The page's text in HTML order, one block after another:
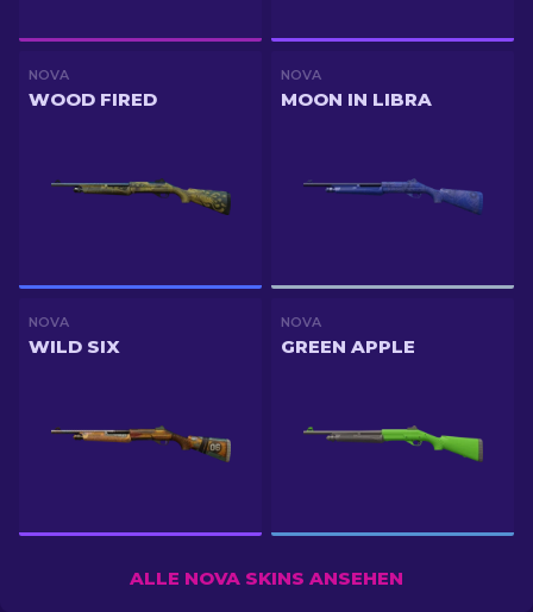
NOVA
WOOD FIRED
NOVA
MOON IN LIBRA
NOVA
WILD SIX
NOVA
GREEN APPLE
ALLE NOVA SKINS ANSEHEN